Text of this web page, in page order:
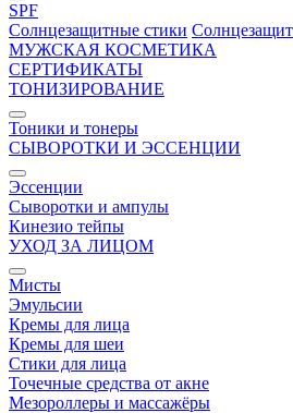
SPF
Солнцезащитные стики
МУЖСКАЯ КОСМЕТИКА
СЕРТИФИКАТЫ
ТОНИЗИРОВАНИЕ
Тоники и тонеры
СЫВОРОТКИ И ЭССЕНЦИИ
Эссенции
Сыворотки и ампулы
Кинезио тейпы
УХОД ЗА ЛИЦОМ
Мисты
Эмульсии
Кремы для лица
Кремы для шеи
Стики для лица
Точечные средства от акне
Мезороллеры и массажёры